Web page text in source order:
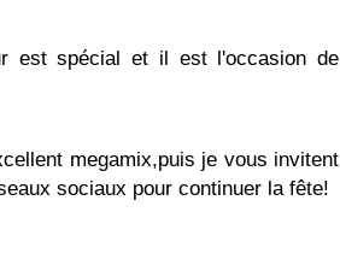
est spécial et il est l'occasion de
megamix,puis je vous invitent
sociaux pour continuer la fête!